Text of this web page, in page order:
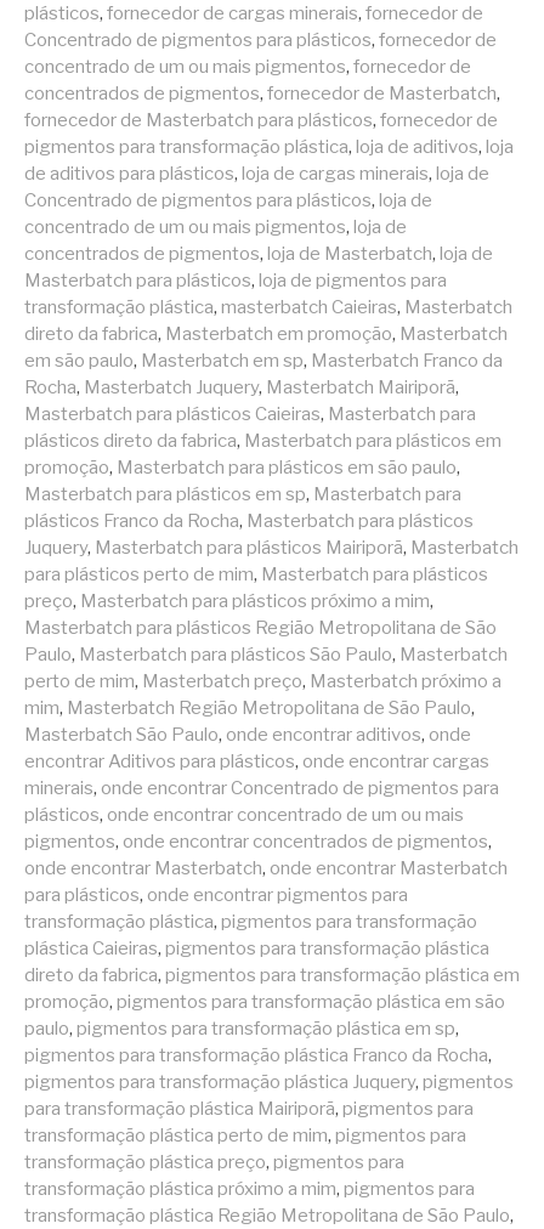
plásticos, fornecedor de cargas minerais, fornecedor de
Concentrado de pigmentos para plásticos, fornecedor de
concentrado de um ou mais pigmentos, fornecedor de
concentrados de pigmentos, fornecedor de Masterbatch,
fornecedor de Masterbatch para plásticos, fornecedor de
pigmentos para transformação plástica, loja de aditivos, loja
de aditivos para plásticos, loja de cargas minerais, loja de
Concentrado de pigmentos para plásticos, loja de
concentrado de um ou mais pigmentos, loja de
concentrados de pigmentos, loja de Masterbatch, loja de
Masterbatch para plásticos, loja de pigmentos para
transformação plástica, masterbatch Caieiras, Masterbatch
direto da fabrica, Masterbatch em promoção, Masterbatch
em são paulo, Masterbatch em sp, Masterbatch Franco da
Rocha, Masterbatch Juquery, Masterbatch Mairiporã,
Masterbatch para plásticos Caieiras, Masterbatch para
plásticos direto da fabrica, Masterbatch para plásticos em
promoção, Masterbatch para plásticos em são paulo,
Masterbatch para plásticos em sp, Masterbatch para
plásticos Franco da Rocha, Masterbatch para plásticos
Juquery, Masterbatch para plásticos Mairiporã, Masterbatch
para plásticos perto de mim, Masterbatch para plásticos
preço, Masterbatch para plásticos próximo a mim,
Masterbatch para plásticos Região Metropolitana de São
Paulo, Masterbatch para plásticos São Paulo, Masterbatch
perto de mim, Masterbatch preço, Masterbatch próximo a
mim, Masterbatch Região Metropolitana de São Paulo,
Masterbatch São Paulo, onde encontrar aditivos, onde
encontrar Aditivos para plásticos, onde encontrar cargas
minerais, onde encontrar Concentrado de pigmentos para
plásticos, onde encontrar concentrado de um ou mais
pigmentos, onde encontrar concentrados de pigmentos,
onde encontrar Masterbatch, onde encontrar Masterbatch
para plásticos, onde encontrar pigmentos para
transformação plástica, pigmentos para transformação
plástica Caieiras, pigmentos para transformação plástica
direto da fabrica, pigmentos para transformação plástica em
promoção, pigmentos para transformação plástica em são
paulo, pigmentos para transformação plástica em sp,
pigmentos para transformação plástica Franco da Rocha,
pigmentos para transformação plástica Juquery, pigmentos
para transformação plástica Mairiporã, pigmentos para
transformação plástica perto de mim, pigmentos para
transformação plástica preço, pigmentos para
transformação plástica próximo a mim, pigmentos para
transformação plástica Região Metropolitana de São Paulo,